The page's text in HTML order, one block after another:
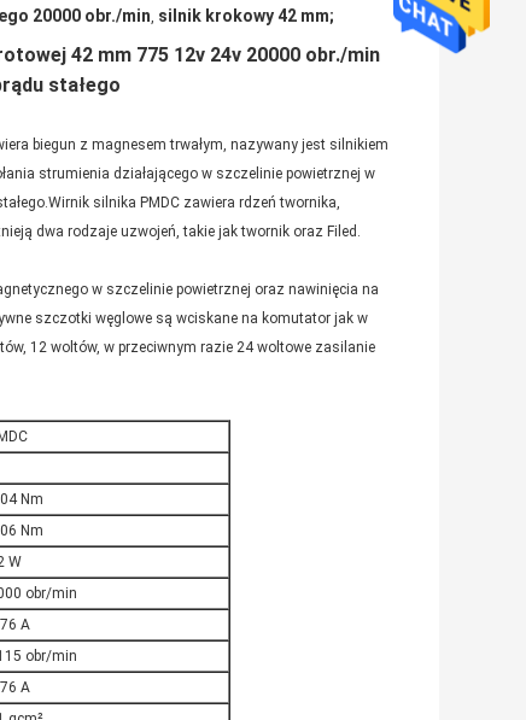
20000 obr./min, silnik krokowy 42 mm;
42 mm 775 12v 24v 20000 obr./min
stałego
biegun z magnesem trwałym, nazywany jest silnikiem
strumienia działającego w szczelinie powietrznej w
silnika PMDC zawiera rdzeń twornika,
dwa rodzaje uzwojeń, takie jak twornik oraz Filed.
w szczelinie powietrznej oraz nawinięcia na
szczotki węglowe są wciskane na komutator jak w
12 woltów, w przeciwnym razie 24 woltowe zasilanie
Nm
Nm
W
obr/min
A
obr/min
A